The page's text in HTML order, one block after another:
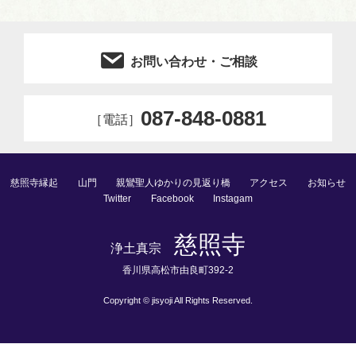
お問い合わせ・ご相談
［電話］ 087-848-0881
慈照寺縁起 山門 親鸞聖人ゆかりの見返り橋 アクセス
お知らせ
Twitter
Facebook Instagam
浄⼟真宗 慈照寺
⾹川県⾼松市由良町392-2
Copyright © jisyoji All Rights Reserved.